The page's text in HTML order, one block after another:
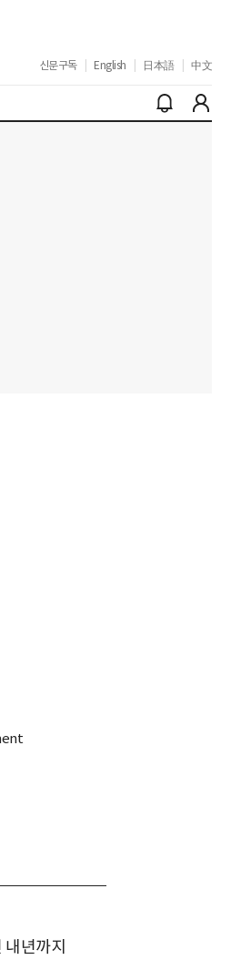
신문구독 English 日本語 中文
년까지